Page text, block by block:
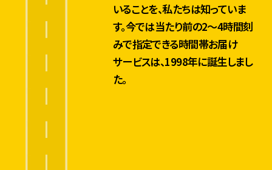
いることを、私たちは知っていま
す。今では当たり前の2〜4時間刻
みで指定できる時間帯お届け
サービスは、1998年に誕生しまし
た。